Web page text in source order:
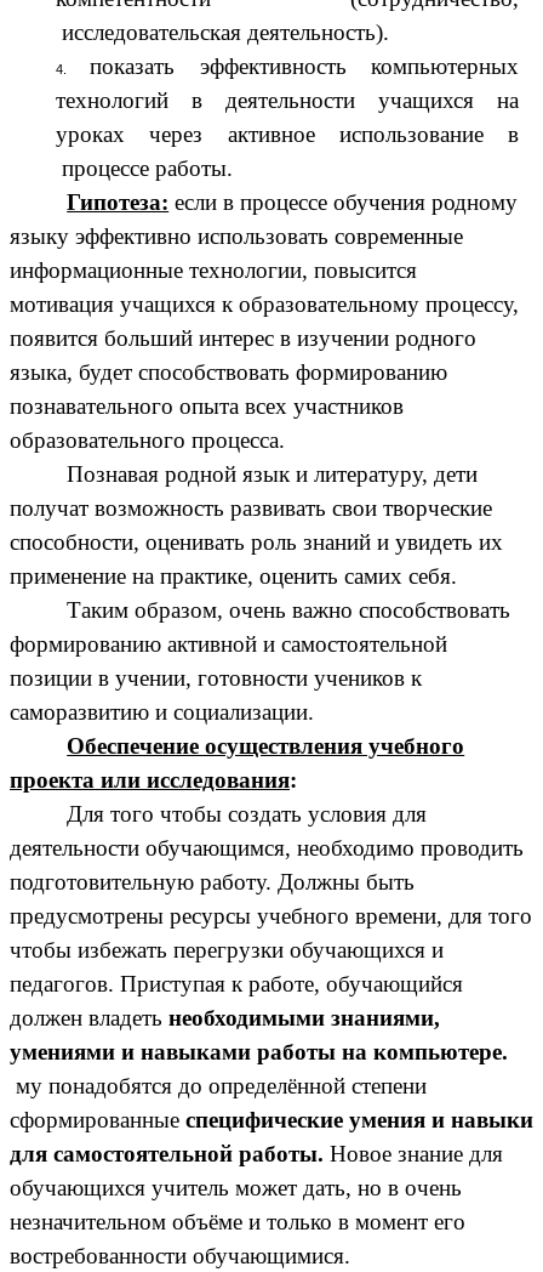
исследовательская деятельность).
показать эффективность компьютерных
технологий в деятельности учащихся на
уроках через активное использование в
процессе работы.
Гипотеза: если в процессе обучения родному
языку эффективно использовать современные
информационные технологии, повысится
мотивация учащихся к образовательному процессу,
появится больший интерес в изучении родного
языка, будет способствовать формированию
познавательного опыта всех участников
образовательного процесса.
Познавая родной язык и литературу, дети
получат возможность развивать свои творческие
способности, оценивать роль знаний и увидеть их
применение на практике, оценить самих себя.
Таким образом, очень важно способствовать
формированию активной и самостоятельной
позиции в учении, готовности учеников к
саморазвитию и социализации.
Обеспечение осуществления учебного
проекта или исследования:
Для того чтобы создать условия для
деятельности обучающимся, необходимо проводить
подготовительную работу. Должны быть
предусмотрены ресурсы учебного времени, для того
чтобы избежать перегрузки обучающихся и
педагогов. Приступая к работе, обучающийся
должен владеть необходимыми знаниями,
умениями и навыками работы на компьютере.
му понадобятся до определённой степени
сформированные специфические умения и навыки
для самостоятельной работы. Новое знание для
обучающихся учитель может дать, но в очень
незначительном объёме и только в момент его
востребованности обучающимися.